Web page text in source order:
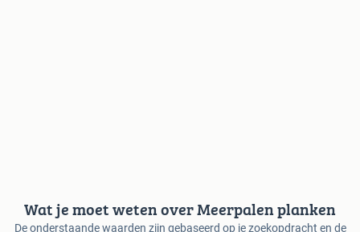
Wat je moet weten over Meerpalen planken
De onderstaande waarden zijn gebaseerd op je zoekopdracht en de